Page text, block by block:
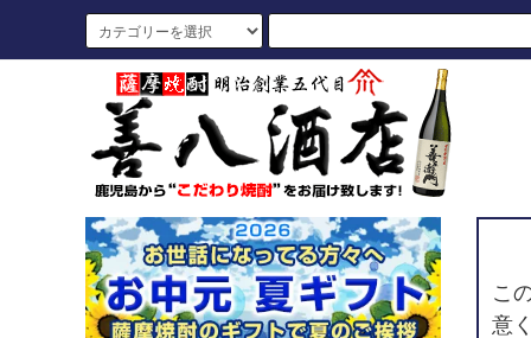
こ
意